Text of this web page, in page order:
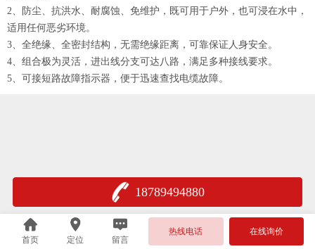
2、防尘、抗洪水、耐腐蚀、免维护，既可用于户外，也可浸在水中，
适用任何恶劣环境。
3、全绝缘、全密封结构，无需绝缘距离，可靠保证人身安全。
4、组合极为灵活，进出线分支可达八路，满足多种接线要求。
5、可接短路故障指示器，便于迅速查找电缆故障。
18789494880
首页 定位 留言
热线电话 在线询价